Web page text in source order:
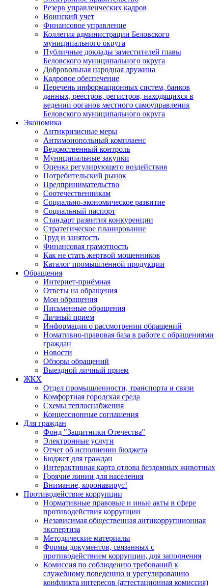
Резерв управленческих кадров
Воинский учет
Финансовое управление
Коллегия администрации Беловского
муниципального округа
Публичные доклады заместителей главы
Беловского муниципального округа
Добровольная народная дружина
Кадровое обеспечение
Перечень информационных систем, банков
данных, реестров, регистров, находящихся в
ведении органов местного самоуправления
Беловского муниципального округа
Экономика
Антикризисные меры
Антимонопольный комплаенс
Ведомственный контроль
Муниципальные закупки
Оценка регулирующего воздействия
Потребительский рынок
Предпринимательство
Соотечественникам
Социально-экономическое развитие
Социальный паспорт
Стандарт развития конкуренции
Стратегическое планирование
Труд и занятость
Финансовая грамотность
Как не стать жертвой мошенников
Каталог промышленной продукции
Обращения
Интернет-приёмная
Ответы на обращения
Мои обращения
Письменные обращения
Личный прием
Информация о рассмотрении обращений
Номативно-правовая база в работе с обращениями
граждан
Новости
Обзоры обращений
Выездной личный прием
ЖКХ
Отдел промышленности, транспорта и связи
Комфортная городская среда
Схемы теплоснабжения
Концессионные соглашения
Для граждан
Фонд "Защитники Отечества"
Электронные услуги
Отчет об исполнении бюджета
Бюджет для граждан
Интерактивная карта отлова бездомных животных
Горячие линии для населения
Внимание, коронавирус!
Противодействие коррупции
Нормативные правовые и иные акты в сфере
противодействия коррупции
Независимая общественная антикоррупционная
экспертиза
Методические материалы
Формы документов, связанных с
противодействием коррупции, для заполнения
Комиссия по соблюдению требований к
служебному поведению и урегулированию
конфликта интересов (аттестационная комиссия)